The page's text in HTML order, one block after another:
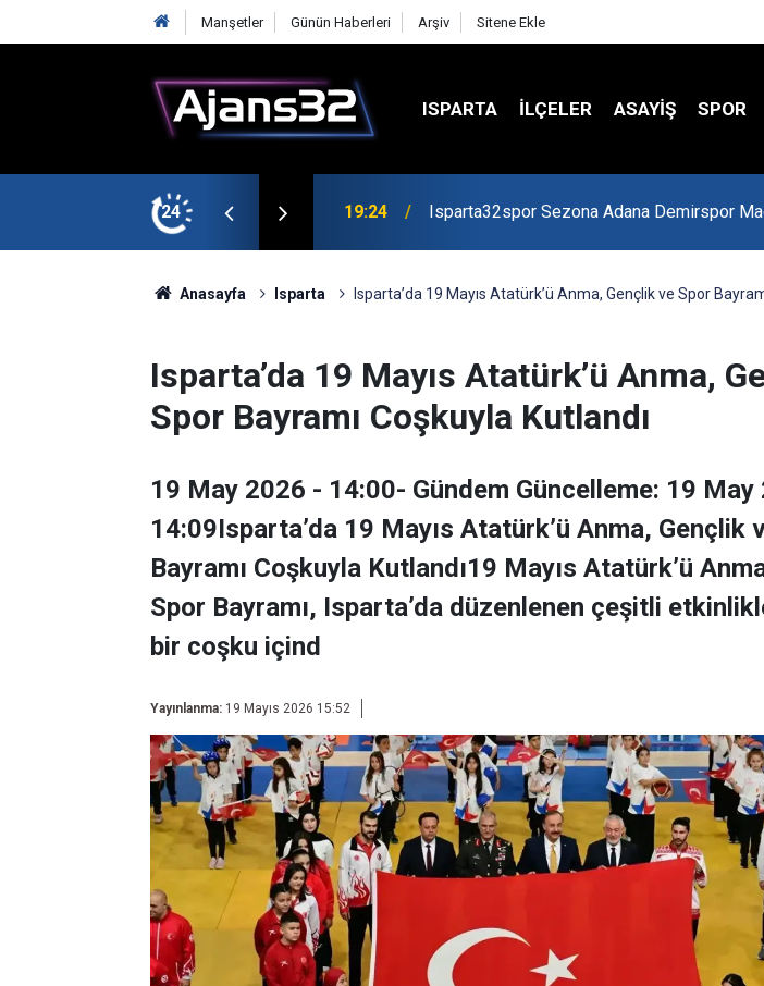
Manşetler Günün Haberleri Arşiv Sitene Ekle
ISPARTA İLÇELER ASAYİŞ SPOR
24
Maçıyla Başlıyor 19:22 Isparta Kredi Batağında
Anasayfa Isparta Isparta’da 19 Mayıs Atatürk’ü Anma, Gençlik ve Spor
Isparta’da 19 Mayıs Atatürk’ü Anma,
Spor Bayramı Coşkuyla Kutlandı
19 May 2026 - 14:00- Gündem Güncelleme: 19 May
14:09Isparta’da 19 Mayıs Atatürk’ü Anma, Gençlik
Bayramı Coşkuyla Kutlandı19 Mayıs Atatürk’ü
Spor Bayramı, Isparta’da düzenlenen çeşitli
bir coşku içind
Yayınlanma: 19 Mayıs 2026 15:52